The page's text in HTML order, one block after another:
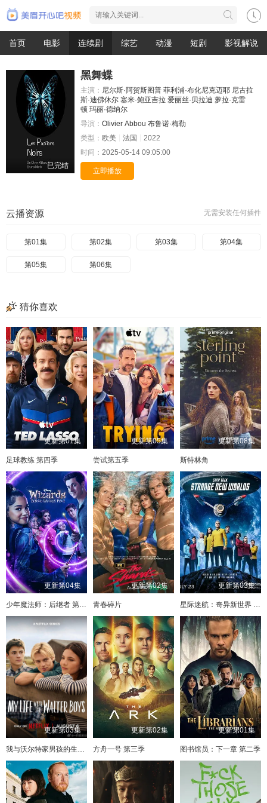
首页 电影 连续剧 综艺 动漫 短剧 影视解说
已完结
黑舞蝶
主演： 尼尔斯·阿贺斯图普 菲利浦·布化尼克迈耶 尼古拉
斯·迪佛休尔 塞米·鲍亚吉拉 爱丽丝·贝拉迪 萝拉·克雷
顿 玛丽·德纳尔
导演： Olivier Abbou 布鲁诺·梅勒
类型： 欧美 法国
2022
时间： 2025-05-14 09:05:00
立即播放
无需安装任何插件
云播资源
第01集 第02集 第03集 第04集
第05集 第06集
猜你喜欢
更新第01集
足球教练 第四季
更新第05集
尝试第五季
更新第08集
斯特林角
更新第04集
少年魔法师：后继者 第三季
更新第02集
青春碎片
更新第03集
星际迷航：奇异新世界 第四季
更新第03集
我与沃尔特家男孩的生活 第三季
更新第02集
方舟一号 第三季
更新第01集
图书馆员：下一章 第二季